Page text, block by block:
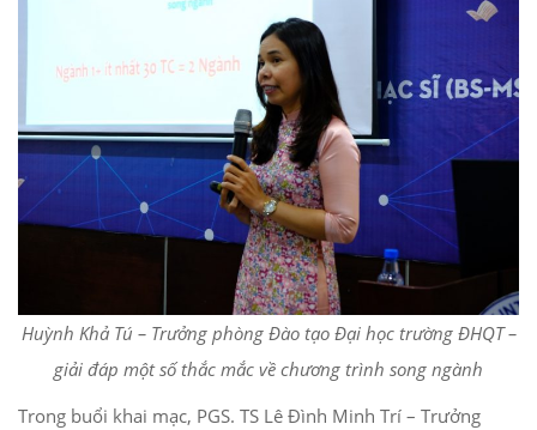
Huỳnh Khả Tú – Trưởng phòng Đào tạo Đại học trường ĐHQT –
giải đáp một số thắc mắc về chương trình song ngành
Trong buổi khai mạc, PGS. TS Lê Đình Minh Trí – Trưởng